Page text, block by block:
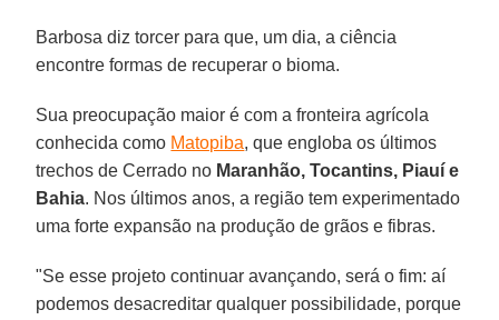
Barbosa diz torcer para que, um dia, a ciência
encontre formas de recuperar o bioma.
Sua preocupação maior é com a fronteira agrícola
conhecida como Matopiba, que engloba os últimos
trechos de Cerrado no Maranhão, Tocantins, Piauí e
Bahia. Nos últimos anos, a região tem experimentado
uma forte expansão na produção de grãos e fibras.
"Se esse projeto continuar avançando, será o fim: aí
podemos desacreditar qualquer possibilidade, porque